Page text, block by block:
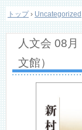
ン
ン
キ
トップ › Uncategorized
人文会 08
文館）